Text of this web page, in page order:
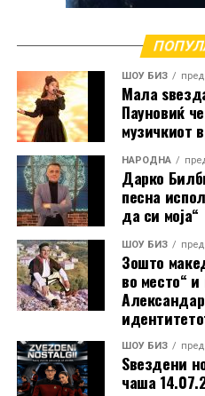
ШОУ БИЗ
Мала
Пауновиќ
музичкиот
НАРОДНА
Дарко
песна
да си моја“
ШОУ БИЗ
Зошто
во место“
ШОУ БИЗ
Ѕвездени
чаша